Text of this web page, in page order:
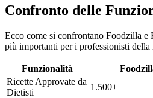
Confronto delle
Ecco come si confrontano Foodzilla
più importanti per i professionisti della
Funzionalità
Ricette Approvate da
Dietisti
1.500+